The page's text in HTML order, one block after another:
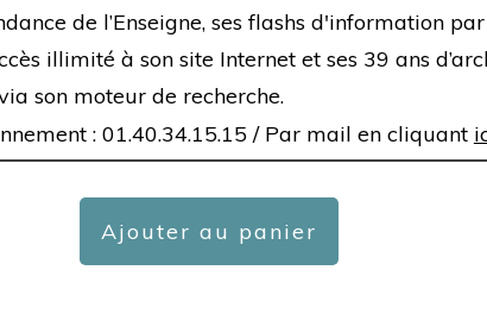
de l’Enseigne, ses flashs d'information
illimité à son site Internet et ses 39 ans
son moteur de recherche.
: 01.40.34.15.15 / Par mail en cliquant
Ajouter au panier